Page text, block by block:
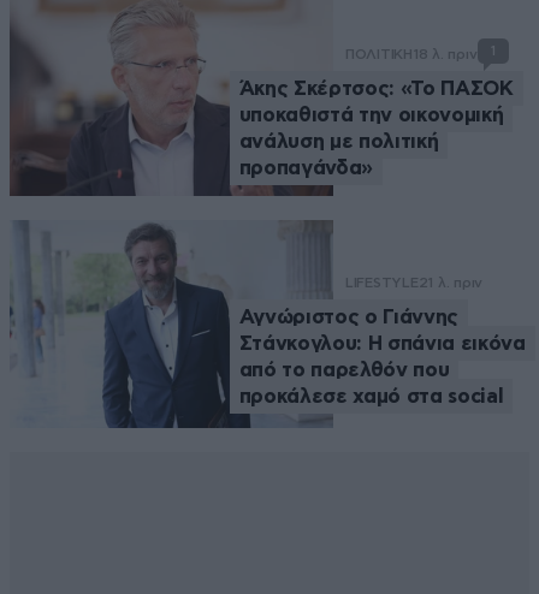
ΠΟΛΙΤΙΚΗ 18 λ. πριν 1
Άκης Σκέρτσος: «Το ΠΑΣΟΚ
υποκαθιστά την οικονομική
ανάλυση με πολιτική
προπαγάνδα»
LIFESTYLE21 λ. πριν
Αγνώριστος ο Γιάννης
Στάνκογλου: Η σπάνια εικόνα
από το παρελθόν που
προκάλεσε χαμό στα social